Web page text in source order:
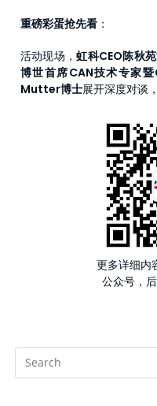
重磅彩蛋抢先看：
活动现场，虹科CEO陈秋
博世首席CAN技术专家
Mutter博士展开深度对谈
更多详细内
公众号，